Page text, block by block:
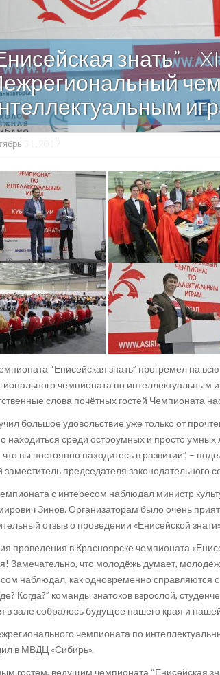
знать” –
31, 2019
“Енисейская знать” прогремел на
чемпионата по интеллектуальным
слова почётных гостей Чемпионата
большое удовольствие уже только от
находиться среди остроумных и просто
что вы постоянно находитесь в развитии”, –
заместитель председателя законодательного
с интересом наблюдал министр
Зинов. Организаторам было очень
отзыв о проведении «Енисейской
проведения в Красноярске чемпионата
Замечательно, что молодёжь думает,
наблюдал, как одновременно справляются
Когда?” команды знатоков взрослой,
в зале собралось будущее нашего края и
чемпионата по
в МВДЦ «Сибирь».
гостем, ведущим чемпионата “Енисейская